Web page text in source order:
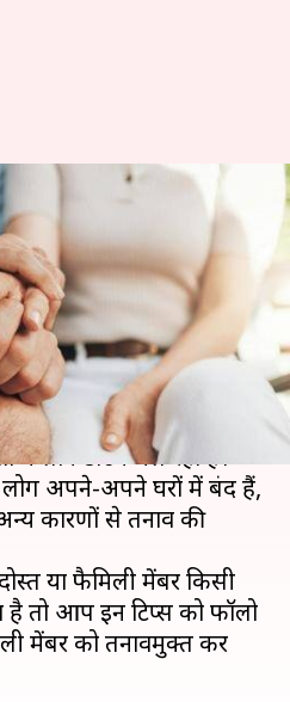
करके अपने दोस्त
तनाव से दिलाएं
am
कहर बरपाया हुआ है, जिसके
में लॉकडाउन चल रहा है।
अपने-अपने घरों में बंद हैं,
कारणों से तनाव की
या फैमिली मेंबर किसी
तो आप इन टिप्स को फॉलो
मेंबर को तनावमुक्त कर